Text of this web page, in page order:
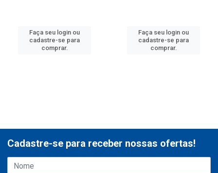
Faça seu login ou
cadastre-se para
comprar.
Faça seu login ou
cadastre-se para
comprar.
Cadastre-se para receber nossas ofertas!